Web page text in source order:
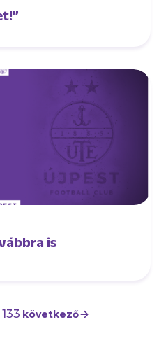
is
133 következő